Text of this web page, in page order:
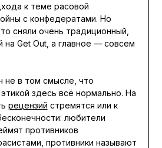
к теме расовой
с конфедератами. Но
сняли очень традиционный,
на Get Out, а главное — совсем
не в том смысле, что
здесь всё нормально. На
рецензий стремятся или к
любители
противников
противники называют